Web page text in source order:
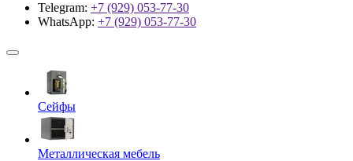
Telegram: +7 (929) 053-77-30
WhatsApp: +7 (929) 053-77-30
Сейфы
Металлическая мебель